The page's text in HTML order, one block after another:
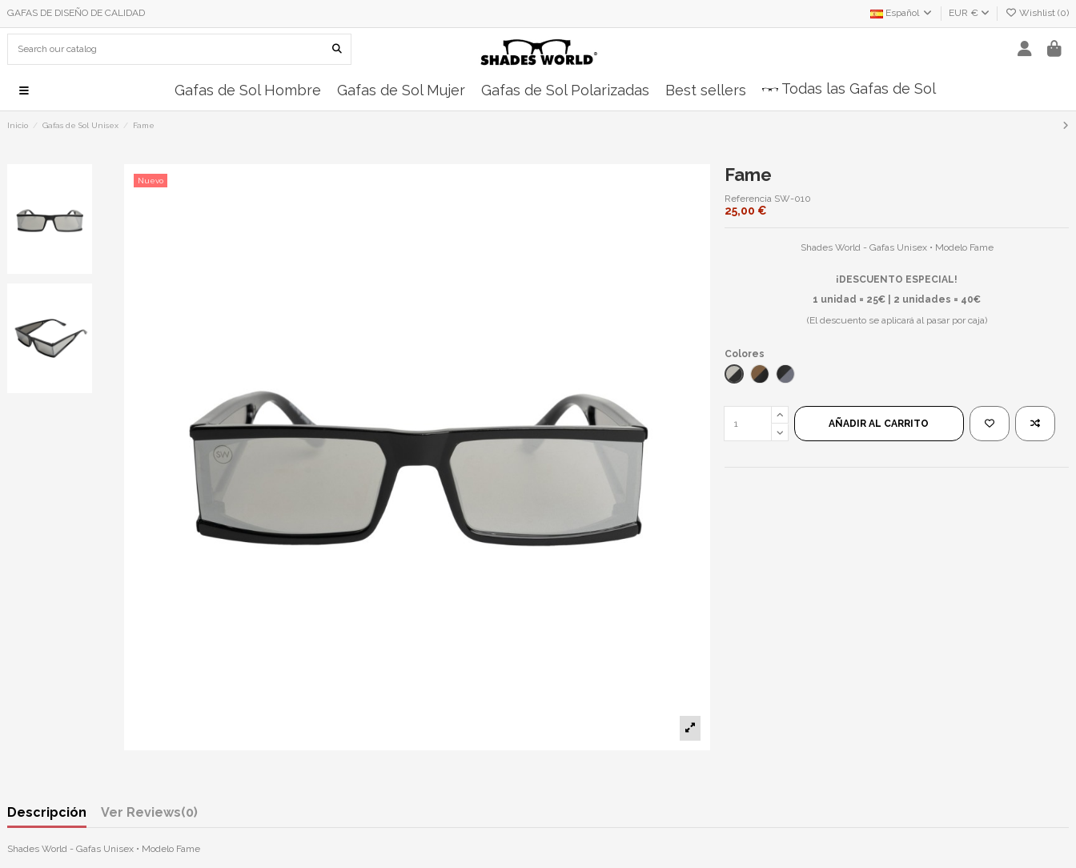
GAFAS DE DISEÑO DE CALIDAD Español EUR € Wishlist (0)
Gafas de Sol Hombre Gafas de Sol Mujer Gafas de Sol Polarizadas Best sellers Todas las Gafas de Sol
Inicio Gafas de Sol Unisex Fame
Nuevo Fame
Referencia SW-010
25,00 €
Shades World - Gafas Unisex • Modelo Fame
¡DESCUENTO ESPECIAL!
1 unidad = 25€ | 2 unidades = 40€
(El descuento se aplicará al pasar por caja)
Colores
Negro/Espejo
Negro/Marrón
Negro/Negro
AÑADIR AL CARRITO
Descripción Reviews(0)
Shades World - Gafas Unisex • Modelo Fame